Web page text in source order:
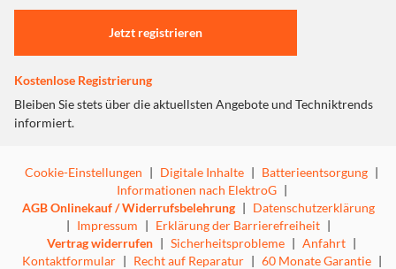
Anschluss zum Schnellladen Ihrer mobilen Geräte.
Schließen Sie ihn an und Ihr Gerät ist im Handumdrehen
Einstellungen anpassen
Jetzt registrieren
Kostenlose Registrierung
Bleiben Sie stets über die aktuellsten Angebote und Techniktrends
informiert.
Cookie-Einstellungen | Digitale Inhalte | Batterieentsorgung |
Informationen nach ElektroG |
AGB Onlinekauf / Widerrufsbelehrung | Datenschutzerklärung
| Impressum | Erklärung der Barrierefreiheit |
Vertrag widerrufen | Sicherheitsprobleme | Anfahrt |
Kontaktformular | Recht auf Reparatur | 60 Monate Garantie |